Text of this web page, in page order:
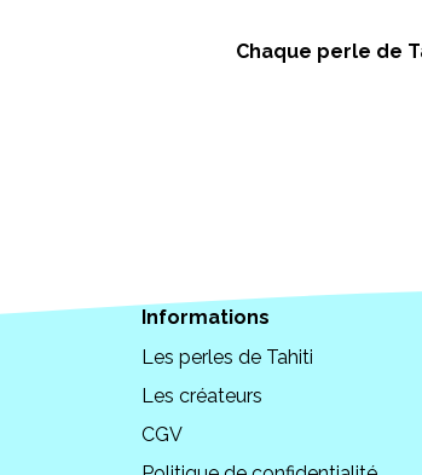
Chaque perle de
Informations
Les perles de Tahiti
Les créateurs
CGV